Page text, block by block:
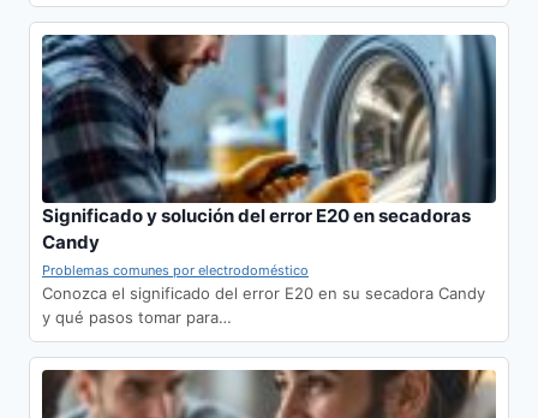
Significado y solución del error E20 en secadoras
Candy
Problemas comunes por electrodoméstico
Conozca el significado del error E20 en su secadora Candy
y qué pasos tomar para…